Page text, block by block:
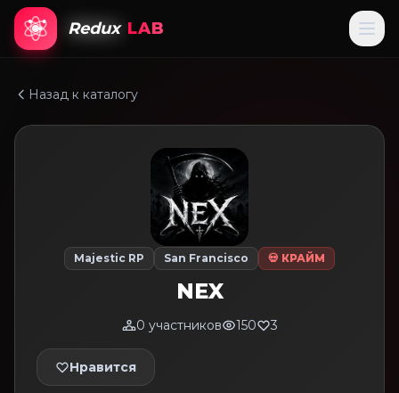
Redux LAB
Назад к каталогу
Majestic RP San Francisco 💀 КРАЙМ
NEX
0 участников 150 3
Нравится